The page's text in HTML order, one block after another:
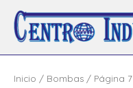
contenido
Inicio / Bombas / Página 7